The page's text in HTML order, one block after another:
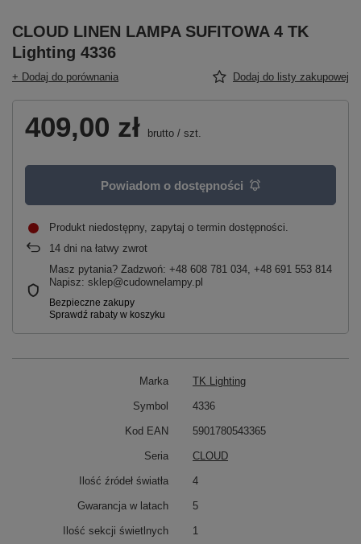
CLOUD LINEN LAMPA SUFITOWA 4 TK
Lighting 4336
+ Dodaj do porównania Dodaj do listy zakupowej
409,00 zł brutto / szt.
Powiadom o dostępności
Produkt niedostępny, zapytaj o termin dostępności
14 dni na łatwy zwrot
Masz pytania? Zadzwoń: +48 608 781 034, +48 691 553 814
Napisz: sklep@cudownelampy.pl
Marka TK Lighting
Symbol 4336
Kod EAN 5901780543365
Seria CLOUD
Ilość źródeł światła 4
Gwarancja w latach 5
Ilość sekcji świetlnych 1